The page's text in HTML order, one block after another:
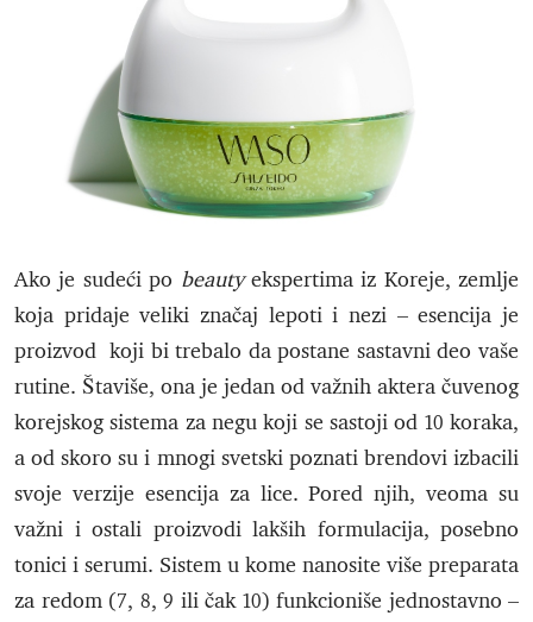
Ako je sudeći po beautyekspertima iz Koreje, zemlje
koja pridaje veliki značaj lepoti i nezi – esencija je
proizvod koji bi trebalo da postane sastavni deo vaše
rutine. Štaviše, ona je jedan od važnih aktera čuvenog
korejskog sistema za negu koji se sastoji od 10 koraka,
a od skoro su i mnogi svetski poznati brendovi izbacili
svoje verzije esencija za lice. Pored njih, veoma su
važni i ostali proizvodi lakših formulacija, posebno
tonici i serumi. Sistem u kome nanosite više preparata
za redom (7, 8, 9 ili čak 10) funkcioniše jednostavno –